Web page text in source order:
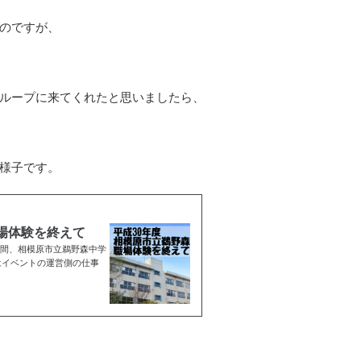
ですが、
ープに来てくれたと思いましたら、
子です。
体験を終えて
、相模原市立鵜野森中学
ベントの運営側の仕事